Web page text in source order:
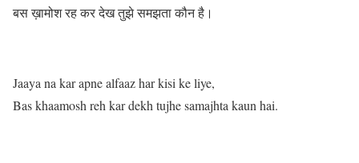
बस ख़ामोश रह कर देख तुझे समझता कौन है।
Jaaya na kar apne alfaaz har kisi ke liye,
Bas khaamosh reh kar dekh tujhe samajhta kaun hai.